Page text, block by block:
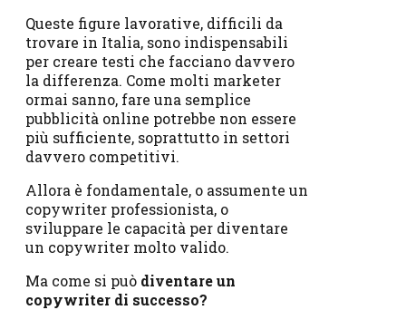
Queste figure lavorative, difficili da
trovare in Italia, sono indispensabili
per creare testi che facciano davvero
la differenza. Come molti marketer
ormai sanno, fare una semplice
pubblicità online potrebbe non essere
più sufficiente, soprattutto in settori
davvero competitivi.
Allora è fondamentale, o assumente un
copywriter professionista, o
sviluppare le capacità per diventare
un copywriter molto valido.
Ma come si può diventare un
copywriter di successo?